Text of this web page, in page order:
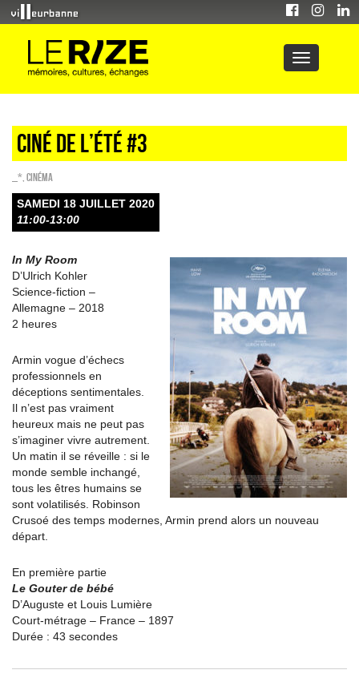
Ciné de l’été #3
_* Cinéma
SAMEDI 18 JUILLET 2020
11:00-13:00
In My Room
D’Ulrich Kohler
Science-fiction –
Allemagne – 2018
2 heures
Armin vogue d’échecs
professionnels en
déceptions sentimentales.
Il n’est pas vraiment
heureux mais ne peut pas
s’imaginer vivre autrement.
Un matin il se réveille : si le
monde semble inchangé,
tous les êtres humains se
sont volatilisés. Robinson
Crusoé des temps modernes, Armin prend alors un nouveau
départ.
En première partie
Le Gouter de bébé
D’Auguste et Louis Lumière
Court-métrage – France – 1897
Durée : 43 secondes